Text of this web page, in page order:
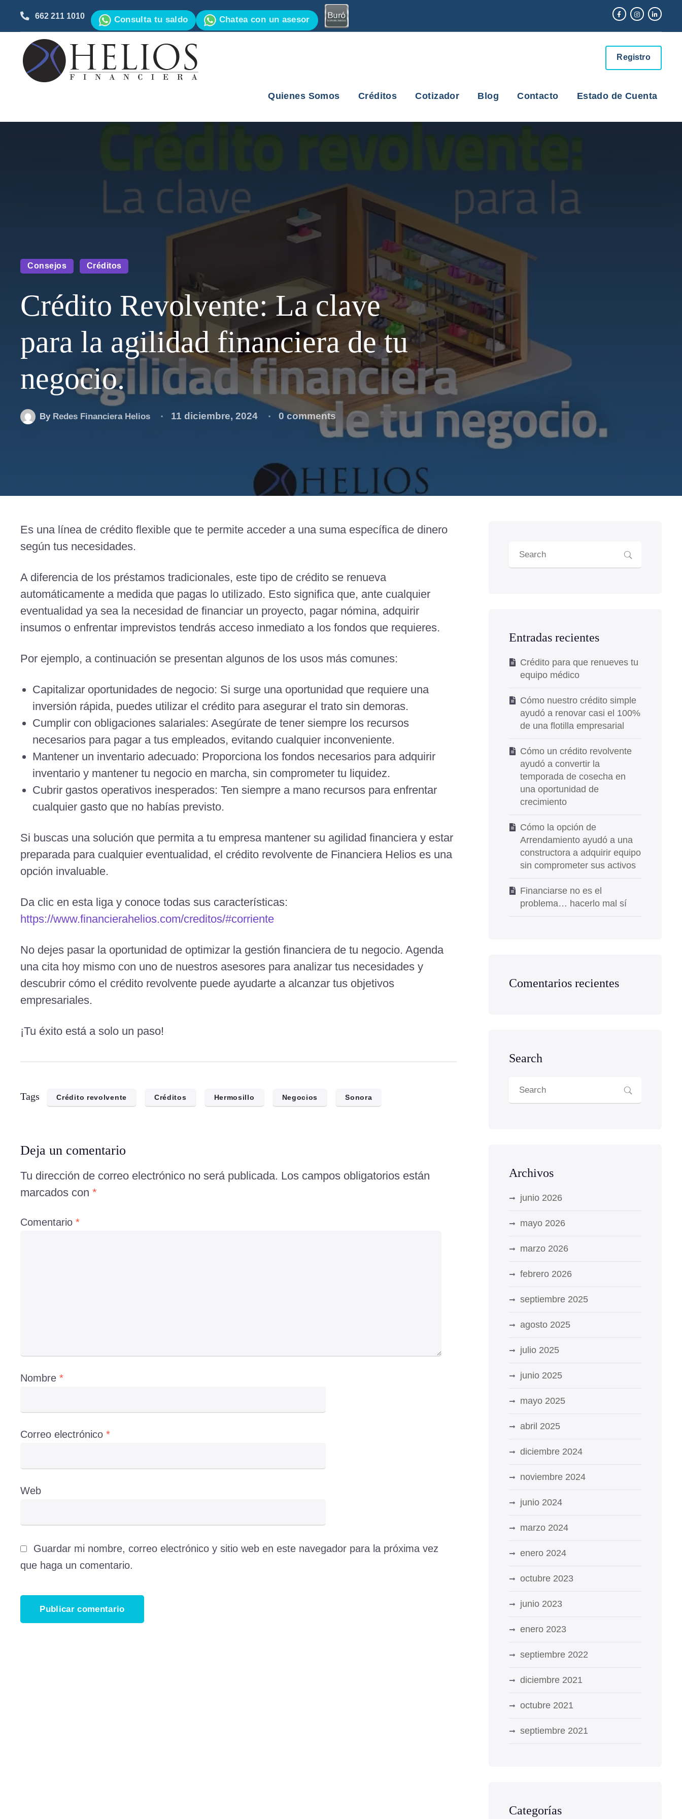
662 211 1010 Consulta tu saldo Chatea con un asesor
Registro
Quienes Somos Créditos Cotizador Blog Contacto Estado de Cuenta
Consejos Créditos
Crédito Revolvente: La clave
para la agilidad financiera de tu
negocio.
By Redes Financiera Helios 11 diciembre, 2024 0 comments
Es una línea de crédito flexible que te permite acceder a una suma específica de dinero
según tus necesidades.
A diferencia de los préstamos tradicionales, este tipo de crédito se renueva
automáticamente a medida que pagas lo utilizado. Esto significa que, ante cualquier
eventualidad ya sea la necesidad de financiar un proyecto, pagar nómina, adquirir
insumos o enfrentar imprevistos tendrás acceso inmediato a los fondos que requieres.
Por ejemplo, a continuación se presentan algunos de los usos más comunes:
Capitalizar oportunidades de negocio: Si surge una oportunidad que requiere una
inversión rápida, puedes utilizar el crédito para asegurar el trato sin demoras.
Cumplir con obligaciones salariales: Asegúrate de tener siempre los recursos
necesarios para pagar a tus empleados, evitando cualquier inconveniente.
Mantener un inventario adecuado: Proporciona los fondos necesarios para adquirir
inventario y mantener tu negocio en marcha, sin comprometer tu liquidez.
Cubrir gastos operativos inesperados: Ten siempre a mano recursos para enfrentar
cualquier gasto que no habías previsto.
Si buscas una solución que permita a tu empresa mantener su agilidad financiera y estar
preparada para cualquier eventualidad, el crédito revolvente de Financiera Helios es una
opción invaluable.
Da clic en esta liga y conoce todas sus características:
https://www.financierahelios.com/creditos/#corriente
No dejes pasar la oportunidad de optimizar la gestión financiera de tu negocio. Agenda
una cita hoy mismo con uno de nuestros asesores para analizar tus necesidades y
descubrir cómo el crédito revolvente puede ayudarte a alcanzar tus objetivos
empresariales.
¡Tu éxito está a solo un paso!
Tags Crédito revolvente Créditos Hermosillo Negocios Sonora
Deja un comentario
Tu dirección de correo electrónico no será publicada. Los campos obligatorios están
marcados con*
Comentario*
Nombre*
Correo electrónico*
Web
Guardar mi nombre, correo electrónico y sitio web en este navegador para la próxima vez
que haga un comentario.
Entradas recientes
Crédito para que renueves tu
equipo médico
Cómo nuestro crédito simple
ayudó a renovar casi el 100%
de una flotilla empresarial
Cómo un crédito revolvente
ayudó a convertir la
temporada de cosecha en
una oportunidad de
crecimiento
Cómo la opción de
Arrendamiento ayudó a una
constructora a adquirir equipo
sin comprometer sus activos
Financiarse no es el
problema… hacerlo mal sí
Comentarios recientes
Search
Archivos
junio 2026
mayo 2026
marzo 2026
febrero 2026
septiembre 2025
agosto 2025
julio 2025
junio 2025
mayo 2025
abril 2025
diciembre 2024
noviembre 2024
junio 2024
marzo 2024
enero 2024
octubre 2023
junio 2023
enero 2023
septiembre 2022
diciembre 2021
octubre 2021
septiembre 2021
Categorías